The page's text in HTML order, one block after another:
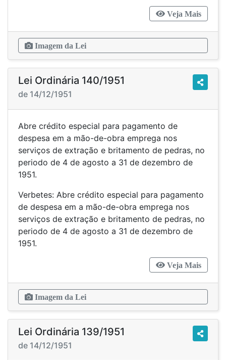
Veja Mais
Imagem da Lei
Lei Ordinária 140/1951
de 14/12/1951
Abre crédito especial para pagamento de
despesa em a mão-de-obra emprega nos
serviços de extração e britamento de pedras, no
periodo de 4 de agosto a 31 de dezembro de
1951.
Verbetes: Abre crédito especial para pagamento
de despesa em a mão-de-obra emprega nos
serviços de extração e britamento de pedras, no
periodo de 4 de agosto a 31 de dezembro de
1951.
Veja Mais
Imagem da Lei
Lei Ordinária 139/1951
de 14/12/1951